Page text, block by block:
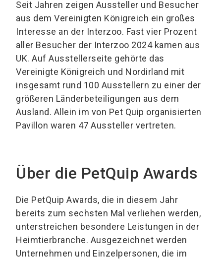
Seit Jahren zeigen Aussteller und Besucher
aus dem Vereinigten Königreich ein großes
Interesse an der Interzoo. Fast vier Prozent
aller Besucher der Interzoo 2024 kamen aus
UK. Auf Ausstellerseite gehörte das
Vereinigte Königreich und Nordirland mit
insgesamt rund 100 Ausstellern zu einer der
größeren Länderbeteiligungen aus dem
Ausland. Allein im von Pet Quip organisierten
Pavillon waren 47 Aussteller vertreten.
Über die PetQuip Awards
Die PetQuip Awards, die in diesem Jahr
bereits zum sechsten Mal verliehen werden,
unterstreichen besondere Leistungen in der
Heimtierbranche. Ausgezeichnet werden
Unternehmen und Einzelpersonen, die im